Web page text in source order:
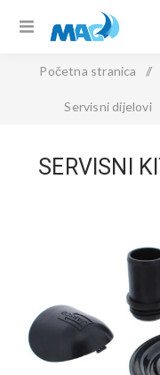
Početna stranica /
Servisni dijelovi
SERVISNI